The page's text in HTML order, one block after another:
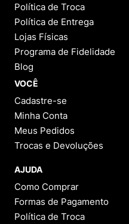
Política de Troca
Política de Entrega
Lojas Físicas
Programa de Fidelidade
Blog
VOCÊ
Cadastre-se
Minha Conta
Meus Pedidos
Trocas e Devoluções
AJUDA
Como Comprar
Formas de Pagamento
Política de Troca